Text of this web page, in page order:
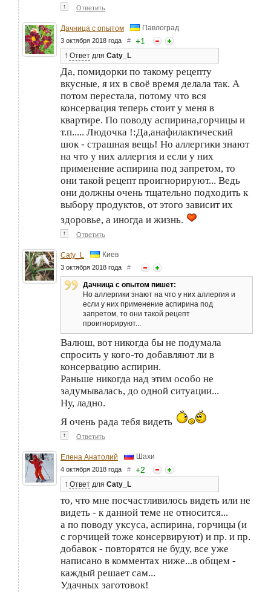
↑ Ответить
Дачница с опытом Павлоград
3 октября 2018 года # +1
↑ Ответ для Caty_L
Да, помидорки по такому рецепту
вкусные, я их в своё время делала так. А
потом перестала, потому что вся
консервация теперь стоит у меня в
квартире. По поводу аспирина,горчицы и
т.п..... Людочка !:Да,анафилактический
шок - страшная вещь! Но аллергики знают
на что у них аллергия и если у них
применение аспирина под запретом, то
они такой рецепт проигнорируют... Ведь
они должны очень тщательно подходить к
выбору продуктов, от этого зависит их
здоровье, а иногда и жизнь.
↑ Ответить
Caty_L Киев
3 октября 2018 года #
Дачница с опытом пишет:
Но аллергики знают на что у них аллергия и
если у них применение аспирина под
запретом, то они такой рецепт
проигнорируют...
Валюш, вот никогда бы не подумала
спросить у кого-то добавляют ли в
консервацию аспирин.
Раньше никогда над этим особо не
задумывалась, до одной ситуации...
Ну, ладно.
Я очень рада тебя видеть
↑ Ответить
Елена Анатолий Шахи
4 октября 2018 года # +2
↑ Ответ для Caty_L
то, что мне посчастливилось видеть или не
видеть - к данной теме не относится...
а по поводу уксуса, аспирина, горчицы (и
с горчицей тоже консервируют) и пр. и пр.
добавок - повторятся не буду, все уже
написано в комментах ниже...в общем -
каждый решает сам...
Удачных заготовок!